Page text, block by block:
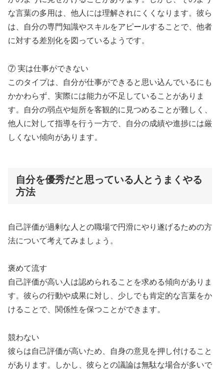
な言葉の多用は、他人には理解されにくくなります。彼ら
は、自分の専門知識やスキルをアピールすることで、他者
に対する差別化を図っているようです。
⑦ 実は仕事ができない
このタイプは、自分が仕事ができると思い込んでいるにも
かかわらず、実際には能力が不足していることがありま
す。自分の弱点や短所を客観的に見つめることが難しく、
他人に対して指導を行う一方で、自分の成績や進捗には厳
しくない傾向があります。
自分を優秀だと思っている人とうまくやる
方法
自己評価が過剰な人との職場で円滑にやり遂げるための方
法について考えてみましょう。
褒めて流す
自己評価が高い人は認められることを求める傾向がありま
す。彼らの行動や成果に対し、少しでも肯定的な言葉をか
けることで、関係性を保つことができます。
競わない
彼らは自己評価が高いため、自身の意見を押し付けること
があります。しかし、彼らとの議論は無駄な場合が多いで